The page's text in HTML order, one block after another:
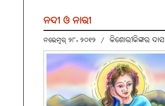
ନଦୀ ଓ ନାରୀ
ନଭେମ୍ବର୍ ୨୮, ୨୦୧୨ / କିଶୋରୀକିଙ୍କର ଦାସ